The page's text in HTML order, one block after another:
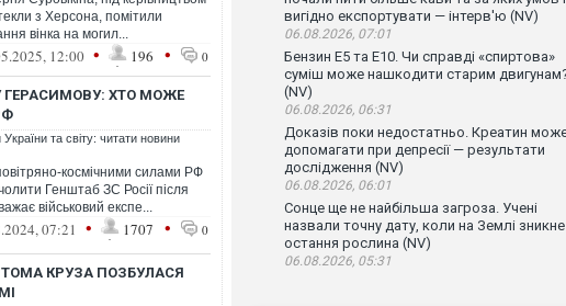
з Херсона, помітили
вінка на могил...
12:00 • 196 • 0
ГЕРАСИМОВУ: ХТО МОЖЕ
України та світу: читати новини
космічними силами РФ
Генштаб ЗС Росії після
військовий експе...
07:21 • 1707 • 0
ТОМА КРУЗА ПОЗБУЛАСЯ
вигідно експортувати — інтерв'ю (NV)
06.08.2026, 07:01
Бензин Е5 та Е10. Чи справді «спиртова»
суміш може нашкодити старим
(NV)
06.08.2026, 06:31
Доказів поки недостатньо. Креатин
допомагати при депресії — результати
дослідження (NV)
06.08.2026, 06:01
Сонце ще не найбільша загроза. Учені
назвали точну дату, коли на Землі зникне
остання рослина (NV)
06.08.2026, 05:31